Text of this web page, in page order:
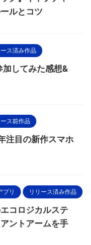
ルとコツ
ス済み作品
してみた感想&
ス前作品
注目の新作スマホ
プリ リリース済み作品
コロジカルステ
ントアームを手